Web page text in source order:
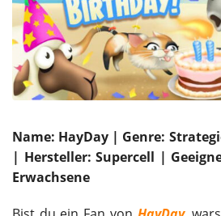
Name: HayDay | Genre:
| Hersteller: Supercell |
Erwachsene